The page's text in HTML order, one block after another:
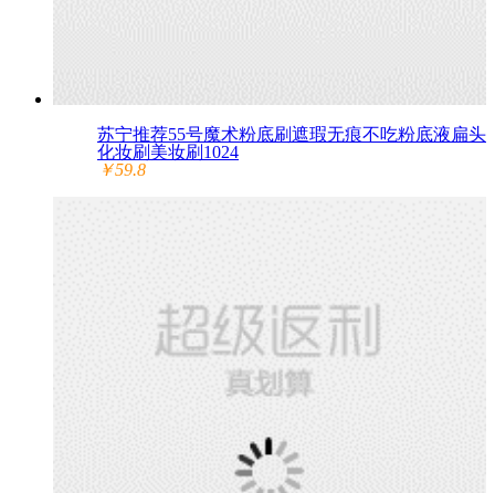
苏宁推荐55号魔术粉底刷遮瑕无痕不吃粉底液扁头
化妆刷美妆刷1024
￥59.8